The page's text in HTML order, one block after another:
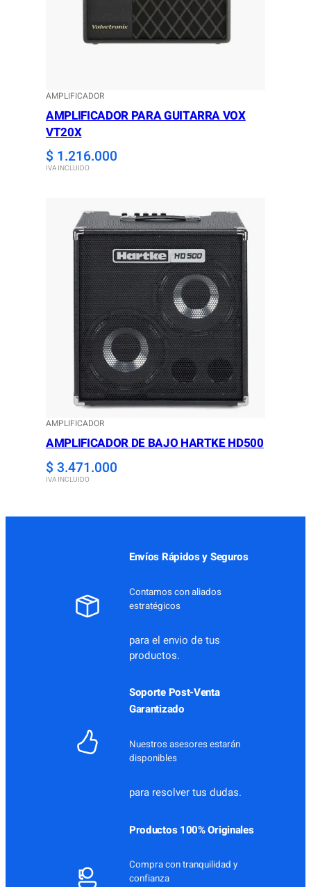
AMPLIFICADOR
AMPLIFICADOR PARA GUITARRA VOX
VT20X
$ 1.216.000
IVA INCLUIDO
AMPLIFICADOR
AMPLIFICADOR DE BAJO HARTKE HD500
$ 3.471.000
IVA INCLUIDO
Envíos Rápidos y Seguros
Contamos con aliados
estratégicos
para el envio de tus
productos.
Soporte Post-Venta
Garantizado
Nuestros asesores estarán
disponibles
para resolver tus dudas.
Productos 100% Originales
Compra con tranquilidad y
confianza